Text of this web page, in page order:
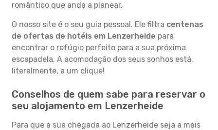
romântico que anda a planear.
O nosso site é o seu guia pessoal. Ele filtra centenas
de ofertas de hotéis em Lenzerheide para
encontrar o refúgio perfeito para a sua próxima
escapadela. A acomodação dos seus sonhos está,
literalmente, a um clique!
Conselhos de quem sabe para reservar o
seu alojamento em Lenzerheide
Para que a sua chegada ao Lenzerheide seja a mais